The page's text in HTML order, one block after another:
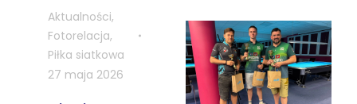
Aktualności,
Fotorelacja,
Piłka siatkowa
27 maja 2026